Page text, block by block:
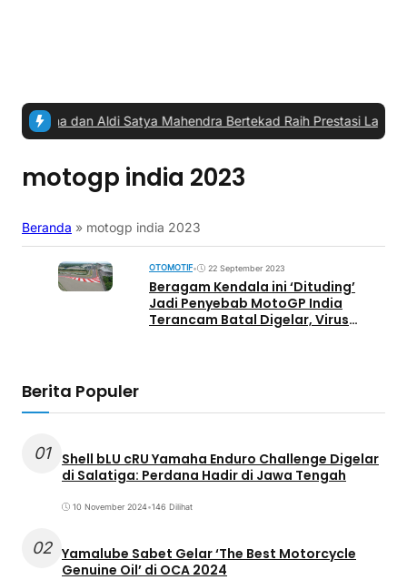
dan Aldi Satya Mahendra Bertekad Raih Prestasi Lagi|#4 -
motogp india 2023
Beranda » motogp india 2023
OTOMOTIF• 22 September 2023
Beragam Kendala ini ‘Dituding’
Jadi Penyebab MotoGP India
Terancam Batal Digelar, Virus
Berita Populer
01
Shell bLU cRU Yamaha Enduro Challenge Digelar
di Salatiga: Perdana Hadir di Jawa Tengah
10 November 2024•146 Dilihat
02 Yamalube Sabet Gelar ‘The Best Motorcycle
Genuine Oil’ di OCA 2024